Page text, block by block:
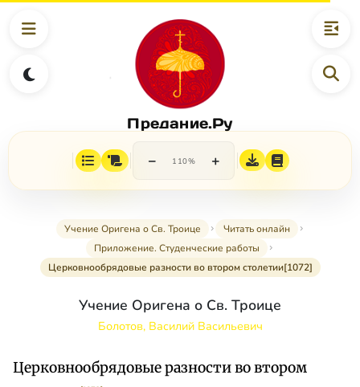
Предание.Ру
− 110% +
Учение Оригена о Св. Троице
Читать онлайн
Приложение. Студенческие работы
Церковнообрядовые разности во втором столетии[1072]
Учение Оригена о Св. Троице
Болотов, Василий Васильевич
Церковнообрядовые разности во втором